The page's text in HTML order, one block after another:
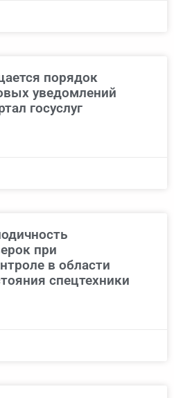
порядок
уведомлений
госуслуг
при
в области
спецтехники